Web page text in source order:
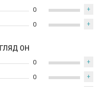
0 +
0 +
ОН
0 +
0 +